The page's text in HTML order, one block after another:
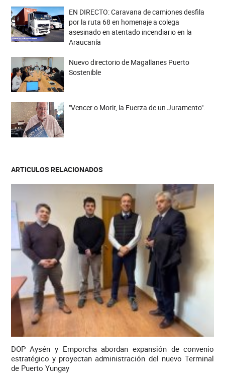
EN DIRECTO: Caravana de camiones desfila
por la ruta 68 en homenaje a colega
asesinado en atentado incendiario en la
Araucanía
Nuevo directorio de Magallanes Puerto
Sostenible
"Vencer o Morir, la Fuerza de un Juramento".
ARTICULOS RELACIONADOS
DOP Aysén y Emporcha abordan expansión de convenio
estratégico y proyectan administración del nuevo Terminal
de Puerto Yungay